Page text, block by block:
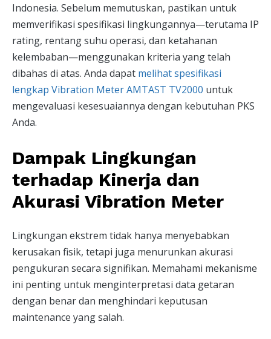
Indonesia. Sebelum memutuskan, pastikan untuk
memverifikasi spesifikasi lingkungannya—terutama IP
rating, rentang suhu operasi, dan ketahanan
kelembaban—menggunakan kriteria yang telah
dibahas di atas. Anda dapat melihat spesifikasi
lengkap Vibration Meter AMTAST TV2000 untuk
mengevaluasi kesesuaiannya dengan kebutuhan PKS
Anda.
Dampak Lingkungan
terhadap Kinerja dan
Akurasi Vibration Meter
Lingkungan ekstrem tidak hanya menyebabkan
kerusakan fisik, tetapi juga menurunkan akurasi
pengukuran secara signifikan. Memahami mekanisme
ini penting untuk menginterpretasi data getaran
dengan benar dan menghindari keputusan
maintenance yang salah.